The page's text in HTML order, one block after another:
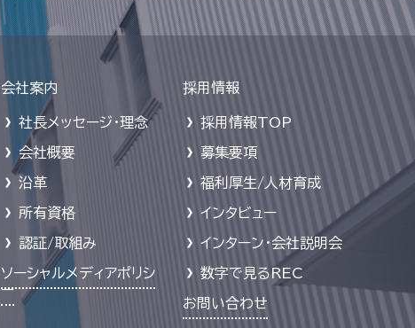
会社案内
社長メッセージ・理念
会社概要
沿革
所有資格
認証/取組み
ソーシャルメディアポリシ
ー
採用情報
採用情報TOP
募集要項
福利厚生/人材育成
インタビュー
インターン・会社説明会
数字で見るREC
お問い合わせ